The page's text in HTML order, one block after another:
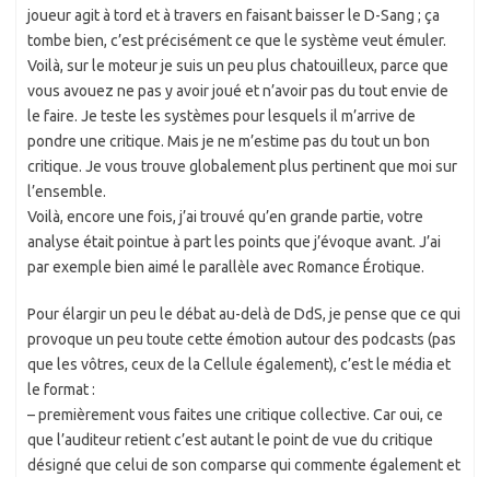
joueur agit à tord et à travers en faisant baisser le D-Sang ; ça
tombe bien, c’est précisément ce que le système veut émuler.
Voilà, sur le moteur je suis un peu plus chatouilleux, parce que
vous avouez ne pas y avoir joué et n’avoir pas du tout envie de
le faire. Je teste les systèmes pour lesquels il m’arrive de
pondre une critique. Mais je ne m’estime pas du tout un bon
critique. Je vous trouve globalement plus pertinent que moi sur
l’ensemble.
Voilà, encore une fois, j’ai trouvé qu’en grande partie, votre
analyse était pointue à part les points que j’évoque avant. J’ai
par exemple bien aimé le parallèle avec Romance Érotique.
Pour élargir un peu le débat au-delà de DdS, je pense que ce qui
provoque un peu toute cette émotion autour des podcasts (pas
que les vôtres, ceux de la Cellule également), c’est le média et
le format :
– premièrement vous faites une critique collective. Car oui, ce
que l’auditeur retient c’est autant le point de vue du critique
désigné que celui de son comparse qui commente également et